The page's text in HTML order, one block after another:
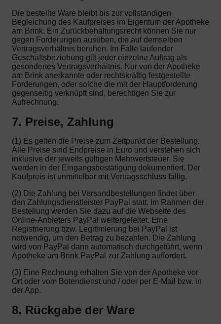
Die bestellte Ware bleibt bis zur vollständigen
Begleichung des Kaufpreises im Eigentum der Apotheke
am Brink. Ein Zurückbehaltungsrecht können Sie nur
gegen Forderungen ausüben, die auf demselben
Vertragsverhältnis beruhen. Im Falle laufender
Geschäftsbeziehung gilt jeder einzelne Auftrag als
gesondertes Vertragsverhältnis. Nur von der Apotheke
am Brink anerkannte oder rechtskräftig festgestellte
Forderungen, oder solche die mit der Hauptforderung
gegenseitig verknüpft sind, berechtigen Sie zur
Aufrechnung.
7. Preise, Zahlung
(1) Es gelten die Preise zum Zeitpunkt der Bestellung.
Alle Preise sind Endpreise in Euro und verstehen sich
inklusive der jeweils gültigen Mehrwertsteuer. Sie
werden in der Eingangsbestätigung dokumentiert. Der
Kaufpreis ist unmittelbar mit Vertragsschluss fällig.
(2) Die Zahlung bei Versandbestellungen findet über
den Zahlungsdienstleister PayPal statt. Im Rahmen der
Bestellung werden Sie dazu auf die Webseite des
Online-Anbieters PayPal weitergeleitet. Eine
Registrierung bzw. Legitimierung bei PayPal ist
notwendig, um den Betrag zu bezahlen. Die Zahlung
wird von PayPal dann automatisch durchgeführt, wenn
Apotheke am Brink PayPal zur Zahlung auffordert.
(3) Eine Rechnung erhalten Sie von der Apotheke vor
Ort oder vom Botendienst und / oder per E-Mail bzw. in
der App.
8. Rückgabe der Ware